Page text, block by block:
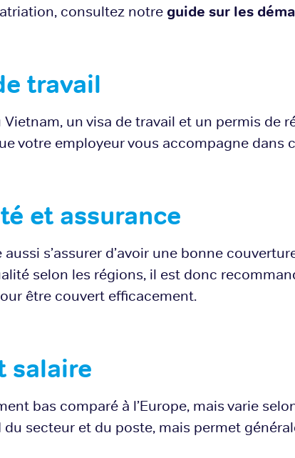
consultez notre guide sur les
travail
un visa de travail et un permis de
votre employeur vous accompagne dans
et assurance
s’assurer d’avoir une bonne
selon les régions, il est donc
être couvert efficacement.
salaire
bas comparé à l’Europe, mais varie
du secteur et du poste, mais permet